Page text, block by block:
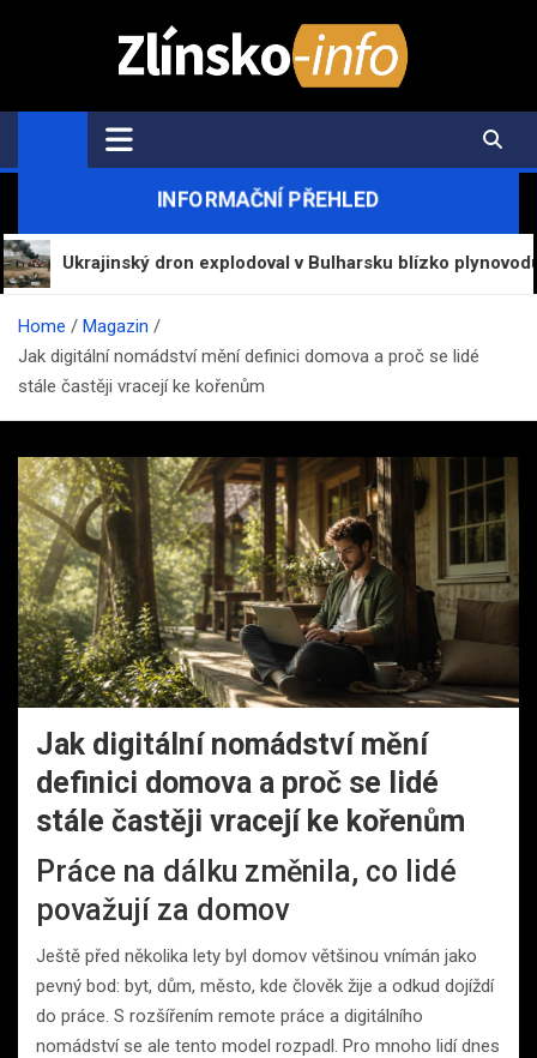
Zlínsko-Info.cz
Aktuální informace z regionu a zpravodajství
INFORMAČNÍ PŘEHLED
dron explodoval v Bulharsku blízko plynovodu
Home
Magazin
Jak digitální nomádství mění definici domova a proč se lidé
stále častěji vracejí ke kořenům
Jak digitální nomádství mění
definici domova a proč se lidé
stále častěji vracejí ke kořenům
Práce na dálku změnila, co lidé
považují za domov
Ještě před několika lety byl domov většinou vnímán jako
pevný bod: byt, dům, město, kde člověk žije a odkud dojíždí
do práce. S rozšířením remote práce a digitálního
nomádství se ale tento model rozpadl. Pro mnoho lidí dnes